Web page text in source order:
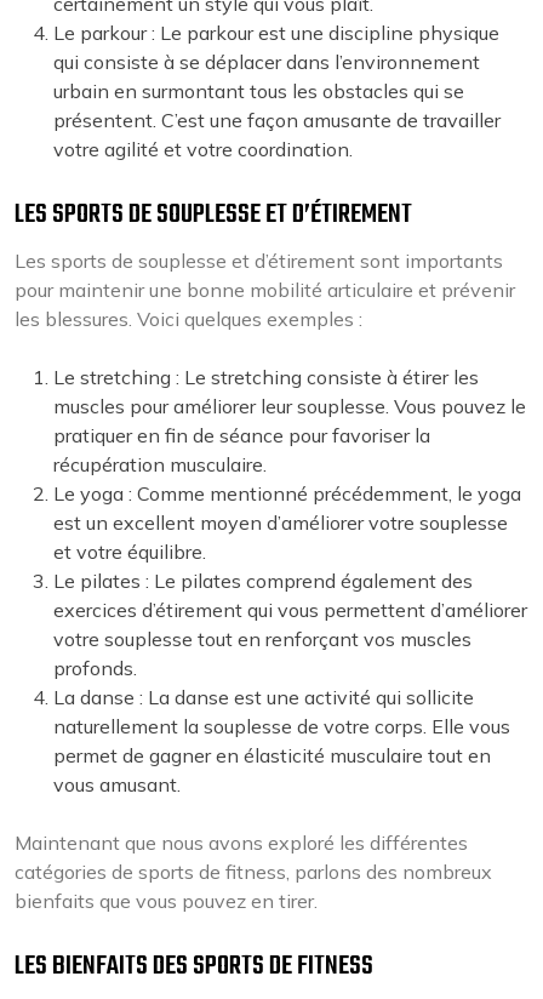
Le parkour : Le parkour est une discipline physique
qui consiste à se déplacer dans l’environnement
urbain en surmontant tous les obstacles qui se
présentent. C’est une façon amusante de travailler
votre agilité et votre coordination.
LES SPORTS DE SOUPLESSE ET D’ÉTIREMENT
Les sports de souplesse et d’étirement sont importants
pour maintenir une bonne mobilité articulaire et prévenir
les blessures. Voici quelques exemples :
Le stretching : Le stretching consiste à étirer les
muscles pour améliorer leur souplesse. Vous pouvez le
pratiquer en fin de séance pour favoriser la
récupération musculaire.
Le yoga : Comme mentionné précédemment, le yoga
est un excellent moyen d’améliorer votre souplesse
et votre équilibre.
Le pilates : Le pilates comprend également des
exercices d’étirement qui vous permettent d’améliorer
votre souplesse tout en renforçant vos muscles
profonds.
La danse : La danse est une activité qui sollicite
naturellement la souplesse de votre corps. Elle vous
permet de gagner en élasticité musculaire tout en
vous amusant.
Maintenant que nous avons exploré les différentes
catégories de sports de fitness, parlons des nombreux
bienfaits que vous pouvez en tirer.
LES BIENFAITS DES SPORTS DE FITNESS